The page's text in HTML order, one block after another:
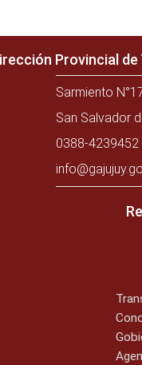
Provincial
Sarmiento
San Salvador
0388-